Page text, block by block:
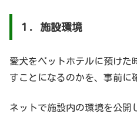
１．施設環境
愛犬をペットホテルに預けた
すことになるのかを、事前に
ネットで施設内の環境を公開